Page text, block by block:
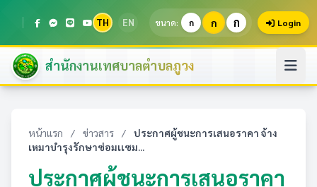
TH EN ขนาด: ก ก ก Login
สำนักงานเทศบาลตำบลภูวง
หน้าแรก / ข่าวสาร /
ประกาศผู้ชนะการเสนอราคา จ้าง
เหมาบำรุงรักษาซ่อมเเซม...
ประกาศผู้ชนะการเสนอราคา